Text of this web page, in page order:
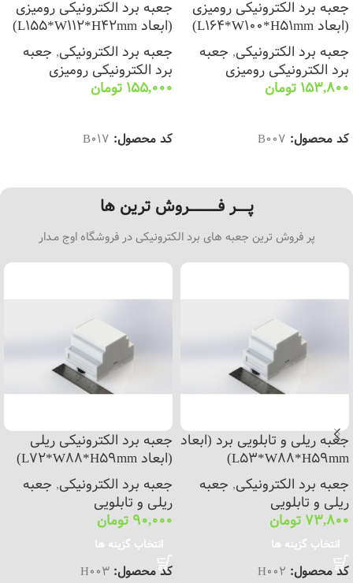
جعبه برد الکترونیکی رومیزی
(ابعاد L164*W100*H51mm)
جعبه برد الکترونیکی, جعبه
برد الکترونیکی رومیزی
153,800 تومان
کد محصول: B007
جعبه برد الکترونیکی رومیزی
(ابعاد L155*W112*H42mm)
جعبه برد الکترونیکی, جعبه
برد الکترونیکی رومیزی
155,000 تومان
کد محصول: B017
پـــــر فــــــــــــروش ترین ها
پر فروش ترین جعبه های برد الکترونیکی در فروشگاه اوج مـدار
جعبه ریلی و تابلویی برد (ابعاد
L53*W88*H59mm)
جعبه برد الکترونیکی, جعبه
ریلی و تابلویی
73,800 تومان
انتخاب گزینه ها
کد محصول: H002
جعبه برد الکترونیکی ریلی
(ابعاد L72*W88*H59mm)
جعبه برد الکترونیکی, جعبه
ریلی و تابلویی
90,000 تومان
انتخاب گزینه ها
کد محصول: H003